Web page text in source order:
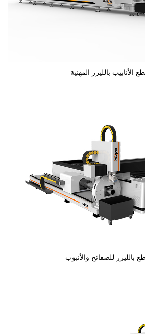
الأنابيب بالليزر المهنية
بالليزر للصفائح والأنبوب